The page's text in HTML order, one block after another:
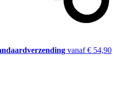
vanaf € 54,90